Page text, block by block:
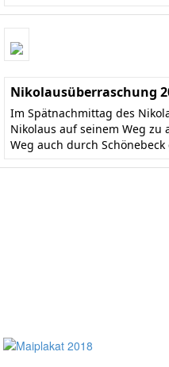
Nikolausüberraschung
Im Spätnachmittag des
Nikolaus auf seinem Weg
Weg auch durch